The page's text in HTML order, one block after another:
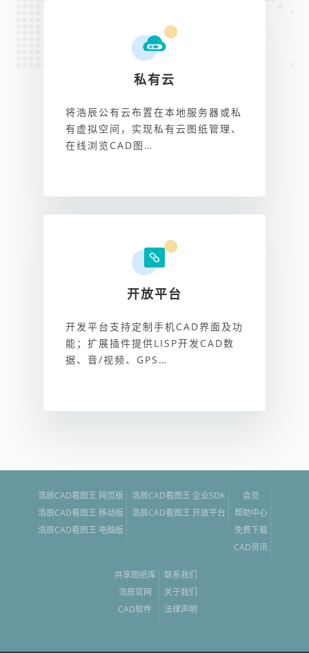
私有云
将浩辰公有云布置在本地服务器或私
有虚拟空间，实现私有云图纸管理、
在线浏览CAD图…
开放平台
开发平台支持定制手机CAD界面及功
能；扩展插件提供LISP开发CAD数
据、音/视频、GPS…
浩辰CAD看图王 网页版
浩辰CAD看图王 移动版
浩辰CAD看图王 电脑版
浩辰CAD看图王 企业SDK
浩辰CAD看图王 开放平台
会员
帮助中心
免费下载
CAD资讯
共享图纸库
浩辰官网
CAD软件
联系我们
关于我们
法律声明